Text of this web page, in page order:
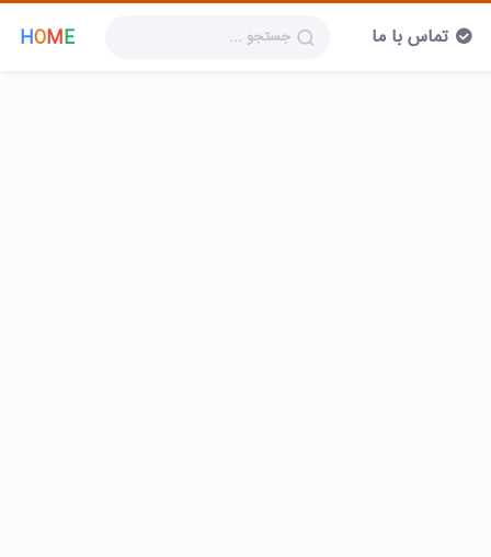
HOME تماس با ما